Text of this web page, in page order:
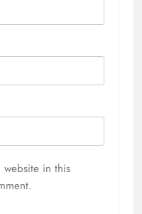
website in this